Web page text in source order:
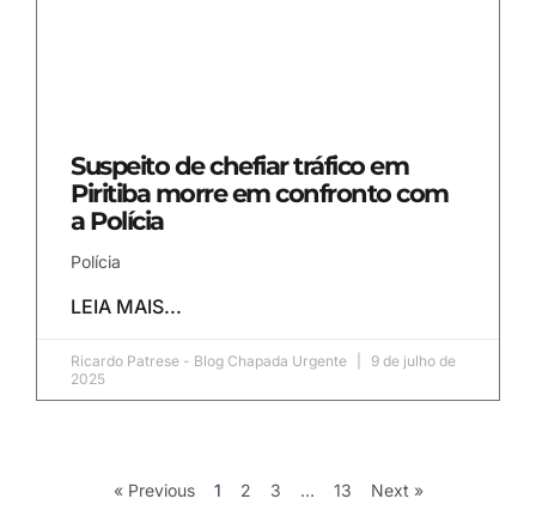
Suspeito de chefiar tráfico em
Piritiba morre em confronto com
a Polícia
Polícia
LEIA MAIS...
Ricardo Patrese - Blog Chapada Urgente
9 de julho de
2025
« Previous 1 2 3 … 13 Next »